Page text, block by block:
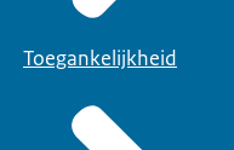
Toegankelijkheid